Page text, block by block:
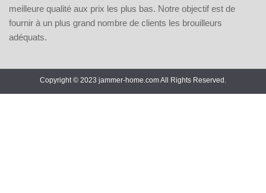
meilleure qualité aux prix les plus bas. Notre objectif est de
fournir à un plus grand nombre de clients les brouilleurs
adéquats.
Copyright © 2023 jammer-home.com All Rights Reserved.